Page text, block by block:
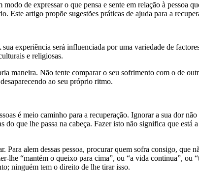
de expressar o que pensa e sente em relação à pessoa
Este artigo propõe sugestões práticas de ajuda para a
experiência será influenciada por uma variedade de
e religiosas.
maneira. Não tente comparar o seu sofrimento com o de
ao seu próprio ritmo.
é meio caminho para a recuperação. Ignorar a sua dor
do que lhe passa na cabeça. Fazer isto não significa que
alem dessas pessoa, procurar quem sofra consigo,
lhe “mantém o queixo para cima”, ou “a vida continua”, ou
ninguém tem o direito de lhe tirar isso.